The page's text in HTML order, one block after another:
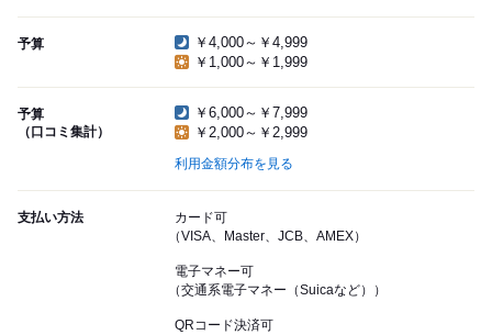
予算
￥4,000～￥4,999
￥1,000～￥1,999
予算
（口コミ集計）
￥6,000～￥7,999
￥2,000～￥2,999
利用金額分布を見る
支払い方法
カード可
（VISA、Master、JCB、AMEX）
電子マネー可
（交通系電子マネー（Suicaなど））
QRコード決済可